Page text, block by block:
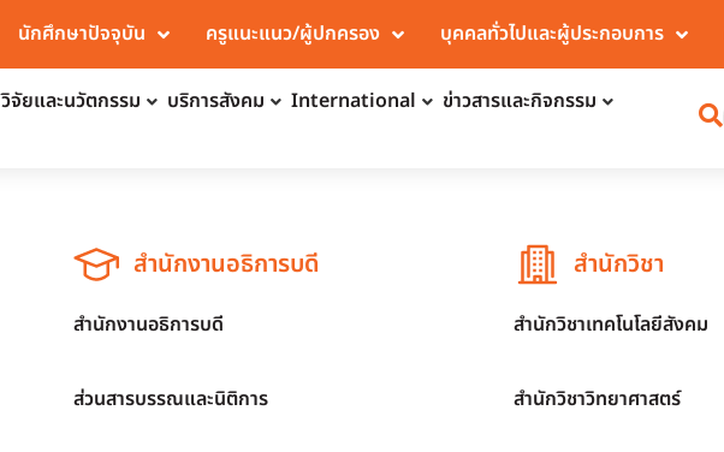
นักศึกษาปัจจุบัน ครูแนะแนว/ผู้ปกครอง บุคคลทั่วไปและผู้ประกอบการ
วิจัยและนวัตกรรม บริการสังคม International ข่าวสารและกิจกรรม
สำนักงานอธิการบดี
สำนักงานอธิการบดี
ส่วนสารบรรณและนิติการ
สำนักวิชา
สำนักวิชาเทคโนโลยีสังคม
สำนักวิชาวิทยาศาสตร์